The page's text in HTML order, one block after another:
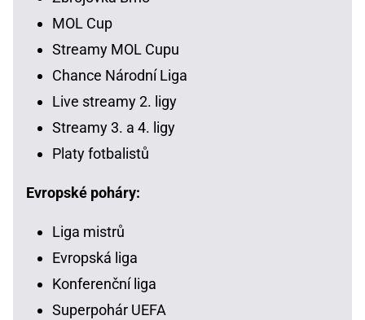
MOL Cup
Streamy MOL Cupu
Chance Národní Liga
Live streamy 2. ligy
Streamy 3. a 4. ligy
Platy fotbalistů
Evropské poháry:
Liga mistrů
Evropská liga
Konferenční liga
Superpohár UEFA